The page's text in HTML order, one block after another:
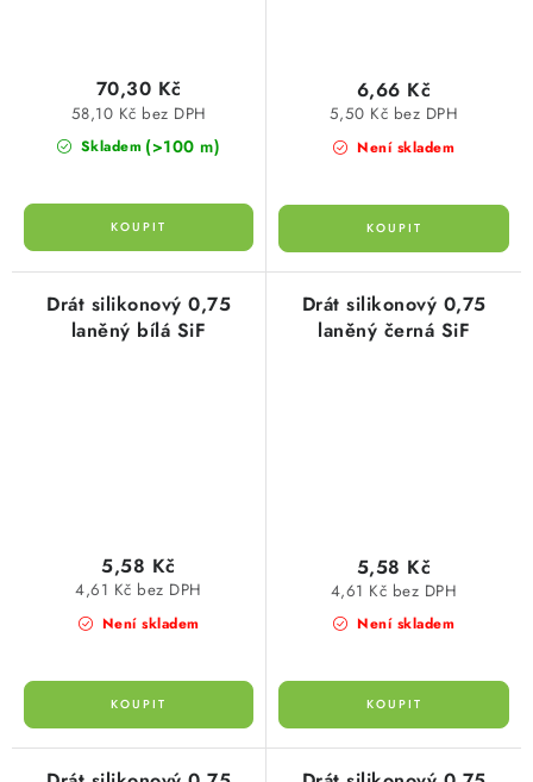
Skladem (>100 m)
58,10 Kč bez DPH
70,30 Kč
Není skladem
5,50 Kč bez DPH
6,66 Kč
Drát silikonový 0,75
laněný bílá SiF
Není skladem
4,61 Kč bez DPH
5,58 Kč
Drát silikonový 0,75
laněný černá SiF
Není skladem
4,61 Kč bez DPH
5,58 Kč